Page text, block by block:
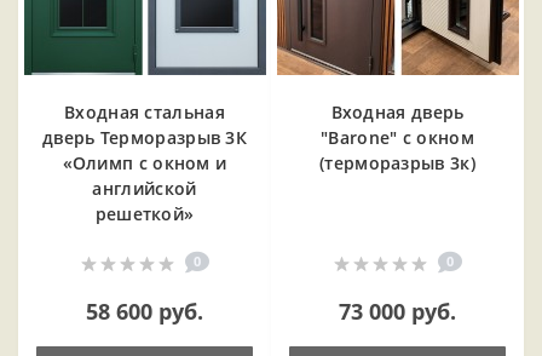
Входная cтальная
дверь Терморазрыв 3К
«Олимп с окном и
английской
решеткой»
0
58 600 руб.
Входная дверь
"Barone" с окном
(терморазрыв 3к)
0
73 000 руб.